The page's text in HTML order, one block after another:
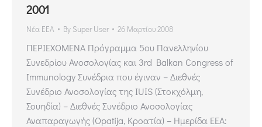
2001
Νέα ΕΕΑ By Super User 26 Μαρτίου 2008
ΠΕΡΙΕΧΟΜΕΝΑ Πρόγραμμα 5ου Πανελληνίου
Συνεδρίου Ανοσολογίας και 3rd Balkan Congress of
Immunology Συνέδρια που έγιναν – Διεθνές
Συνέδριο Ανοσολογίας της IUIS (Στοκχόλμη,
Σουηδία) – Διεθνές Συνέδριο Ανοσολογίας
Αναπαραγωγής (Opatija, Κροατία) – Ημερίδα ΕΕΑ: